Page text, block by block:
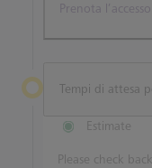
Prenota
Tempi di attesa
Estimate
Please check